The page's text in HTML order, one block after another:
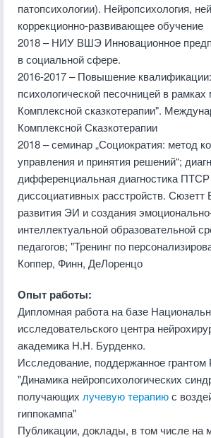
патопсихологии). Нейропсихология,
коррекционно-развивающее обучение
2018 – НИУ ВШЭ Инновационное
в социальной сфере.
2016-2017 – Повышение
психологической песочницей в рамках
Комплексной сказкотерапии".
Комплексной Сказкотерапии
2018 – семинар „Социократия: метод
управления и принятия решений“;
дифференциальная диагностика
диссоциативных расстройств. Сюзетт
развития ЭИ и создания
интеллектуальной образовательной
педагогов; "Тренинг по
Коппер, Финн, ДеЛоренцо
Опыт работы:
Дипломная работа на базе
исследовательского центра
академика Н.Н. Бурденко.
Исследование, поддержанное
"Динамика нейропсихологических
получающих лучевую терапиюс
гиппокампа"
Публикации, доклады, в том числе на